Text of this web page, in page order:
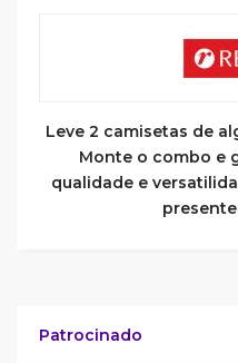
Leve 2 camisetas de
Monte o combo e
qualidade e
Patrocinado